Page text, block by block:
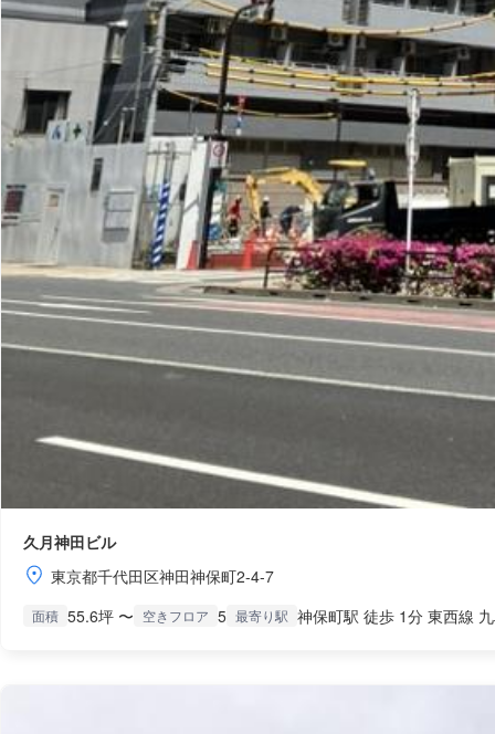
久月神田ビル
東京都千代田区神田神保町2-4-7
面積 55.6坪 〜 空きフロア 5 最寄り駅 神保町駅 徒歩 1分 東西線